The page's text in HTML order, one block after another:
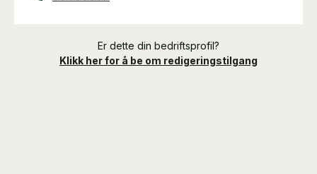
Er dette din bedriftsprofil?
Klikk her for å be om redigeringstilgang